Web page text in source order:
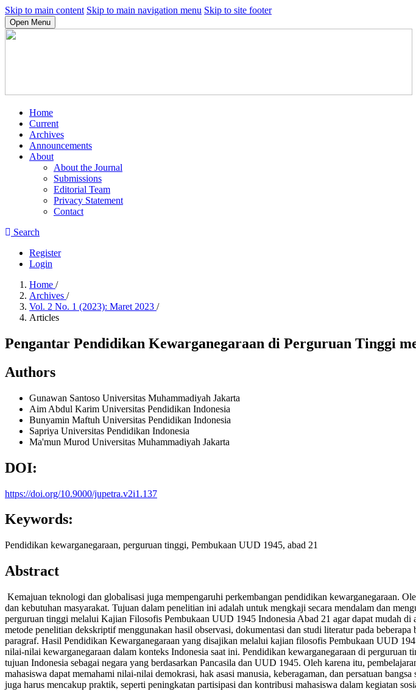
Skip to main content Skip to main navigation menu Skip to site footer
Open Menu
Home
Current
Archives
Announcements
About
About the Journal
Submissions
Editorial Team
Privacy Statement
Contact
Search
Register
Login
Home /
Archives /
Vol. 2 No. 1 (2023): Maret 2023 /
Articles
Pengantar Pendidikan Kewarganegaraan di Perguruan Tinggi
Authors
Gunawan Santoso Universitas Muhammadiyah Jakarta
Aim Abdul Karim Universitas Pendidikan Indonesia
Bunyamin Maftuh Universitas Pendidikan Indonesia
Sapriya Universitas Pendidikan Indonesia
Ma'mun Murod Universitas Muhammadiyah Jakarta
DOI:
https://doi.org/10.9000/jupetra.v2i1.137
Keywords:
Pendidikan kewarganegaraan, perguruan tinggi, Pembukaan UUD 1945, abad 21
Abstract
Kemajuan teknologi dan globalisasi juga mempengaruhi perkembangan pendidikan kewarganegaraan.
dan kebutuhan masyarakat. Tujuan dalam penelitian ini adalah untuk mengkaji secara mendalam dan
perguruan tinggi melalui Kajian Filosofis Pembukaan UUD 1945 Indonesia Abad 21 agar dapat mudah
metode penelitian dekskriptif menggunakan hasil observasi, dokumentasi dan studi literatur pada
paragraf. Hasil Pendidikan Kewarganegaraan yang disajikan melalui kajian filosofis Pembukaan UUD
nilai-nilai kewarganegaraan dalam konteks Indonesia saat ini. Pendidikan kewarganegaraan di
tujuan Indonesia sebagai negara yang berdasarkan Pancasila dan UUD 1945. Oleh karena itu,
mahasiswa dapat memahami nilai-nilai demokrasi, hak asasi manusia, keberagaman, dan persatuan
juga harus mencakup praktik, seperti peningkatan partisipasi dan kontribusi mahasiswa dalam kegiatan